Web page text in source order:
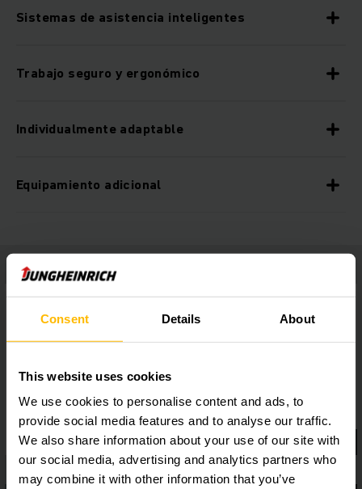
Consent Details About
This website uses cookies
We use cookies to personalise content and ads, to
provide social media features and to analyse our traffic.
We also share information about your use of our site with
our social media, advertising and analytics partners who
may combine it with other information that you’ve
Sistemas de asistencia inteligentes
Trabajo seguro y ergonómico
Individualmente adaptable
Equipamiento adicional